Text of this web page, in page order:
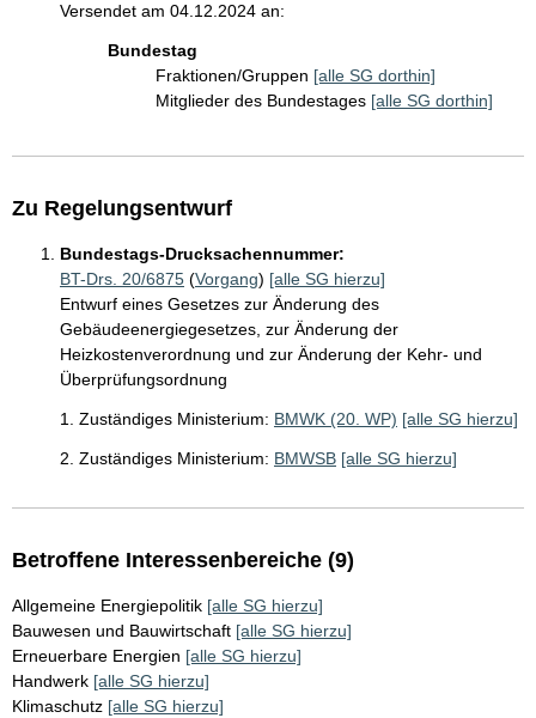
Versendet am 04.12.2024 an:
Bundestag
Fraktionen/Gruppen [alle SG dorthin]
Mitglieder des Bundestages [alle SG dorthin]
Zu Regelungsentwurf
Bundestags-Drucksachennummer:
BT-Drs. 20/6875 (Vorgang) [alle SG hierzu]
Entwurf eines Gesetzes zur Änderung des
Gebäudeenergiegesetzes, zur Änderung der
Heizkostenverordnung und zur Änderung der Kehr- und
Überprüfungsordnung
1. Zuständiges Ministerium: BMWK (20. WP) [alle SG hierzu]
2. Zuständiges Ministerium: BMWSB [alle SG hierzu]
Betroffene Interessenbereiche (9)
Allgemeine Energiepolitik [alle SG hierzu]
Bauwesen und Bauwirtschaft [alle SG hierzu]
Erneuerbare Energien [alle SG hierzu]
Handwerk [alle SG hierzu]
Klimaschutz [alle SG hierzu]